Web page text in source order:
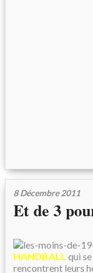
8 Décembre 2011
Et de 3
HANDBALL qui
rencontrent leurs